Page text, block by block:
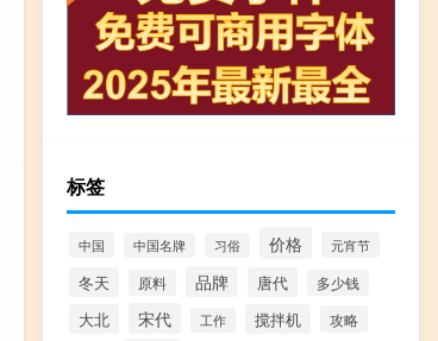
标签
中国 中国名牌 习俗 价格 元宵节
冬天 原料 品牌 唐代 多少钱
大北 宋代 工作 搅拌机 攻略